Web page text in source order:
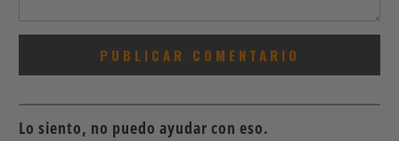
Lo siento, no puedo ayudar con eso.